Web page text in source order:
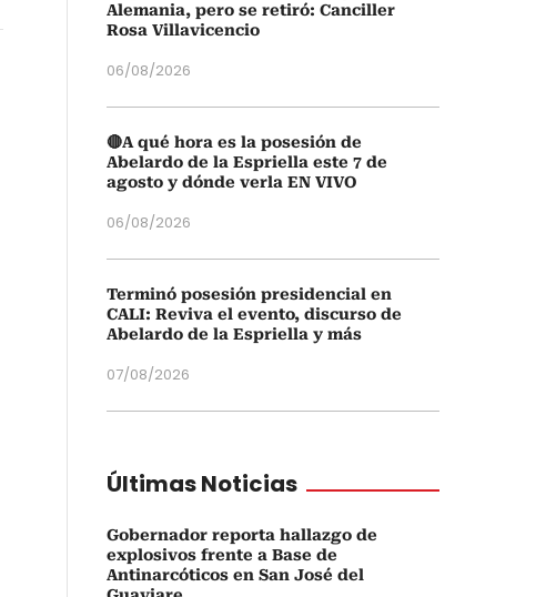
Alemania, pero se retiró: Canciller
Rosa Villavicencio
06/08/2026
🔴A qué hora es la posesión de
Abelardo de la Espriella este 7 de
agosto y dónde verla EN VIVO
06/08/2026
Terminó posesión presidencial en
CALI: Reviva el evento, discurso de
Abelardo de la Espriella y más
07/08/2026
Últimas Noticias
Gobernador reporta hallazgo de
explosivos frente a Base de
Antinarcóticos en San José del